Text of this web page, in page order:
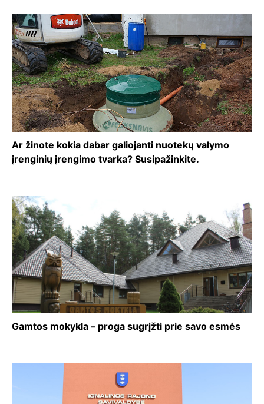
Ar žinote kokia dabar galiojanti nuotekų valymo
įrenginių įrengimo tvarka? Susipažinkite.
Gamtos mokykla – proga sugrįžti prie savo esmės